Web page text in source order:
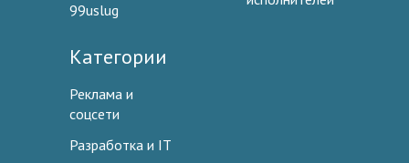
99uslug
Категории
Реклама и
соцсети
Разработка и IT